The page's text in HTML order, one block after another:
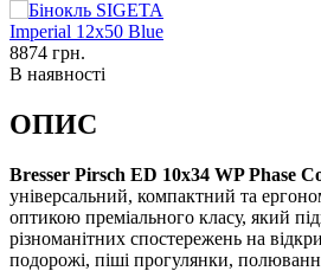
8874 грн.
В наявності
ОПИС
Bresser Pirsch ED 10x34 WP Phase
універсальний, компактний та
оптикою преміального класу, який
різноманітних спостережень на
подорожі, піші прогулянки,